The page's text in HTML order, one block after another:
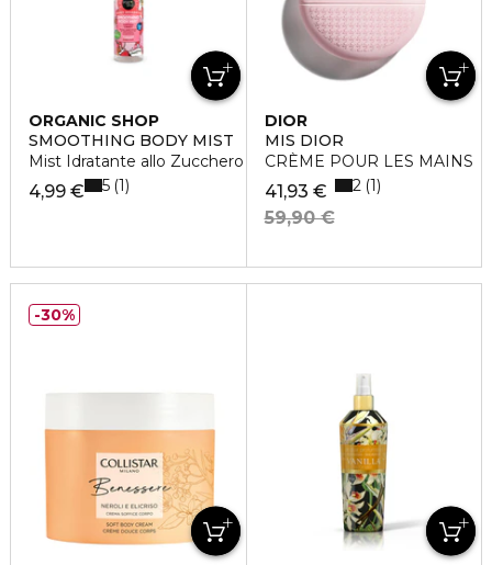
ORGANIC SHOP
SMOOTHING BODY MIST
Mist Idratante allo Zucchero Filato
4,99 € 5 1
DIOR
MIS DIOR
CRÈME POUR LES MAINS
41,93 €
59,90 €
2 1
30%